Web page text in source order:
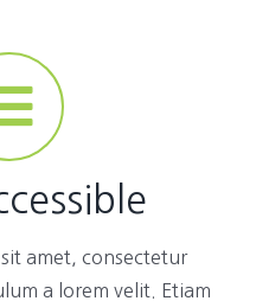
sit amet, consectetur
a lorem velit. Etiam